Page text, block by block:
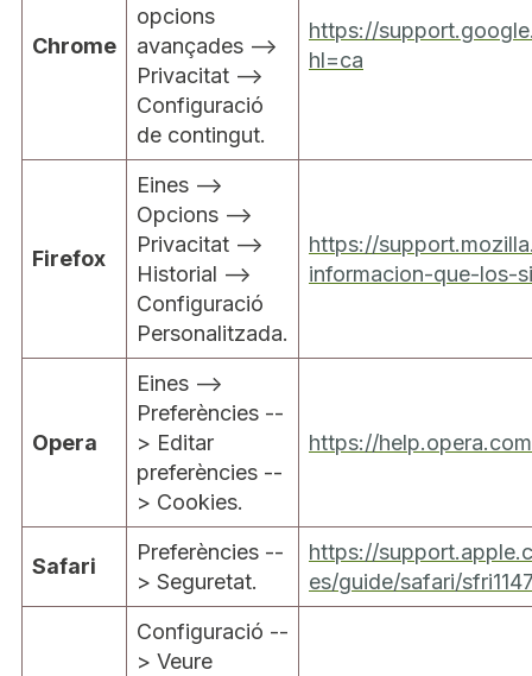
Chrome
opcions
avançades -->
Privacitat -->
Configuració
de contingut.
https://
hl=ca
Firefox
Eines -->
Opcions -->
Privacitat -->
Historial -->
Configuració
Personalitzada.
https://
informacion-que-los-
Opera
Eines -->
Preferències --
> Editar
preferències --
> Cookies.
https://
Safari
Preferències --
> Seguretat.
https://
es/guide/safari/
Configuració --
> Veure